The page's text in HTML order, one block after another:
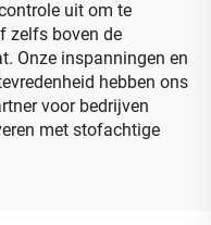
uit om te
zelfs boven de
Onze inspanningen en
hebben ons
voor bedrijven
met stofachtige